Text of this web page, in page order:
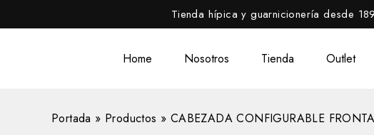
Tienda hípica y guarnicionería desde
Home Nosotros Tienda Outlet
Portada » Productos » CABEZADA CONFIGURABLE